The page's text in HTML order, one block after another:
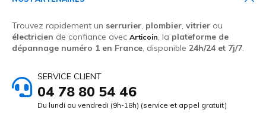
Trouvez rapidement un serrurier, plombier, vitrier ou
électricien de confiance avec Articoin, la plateforme de
dépannage numéro 1 en France, disponible 24h/24 et 7j/7.
SERVICE CLIENT
04 78 80 54 46
Du lundi au vendredi (9h-18h) (service et appel gratuit)